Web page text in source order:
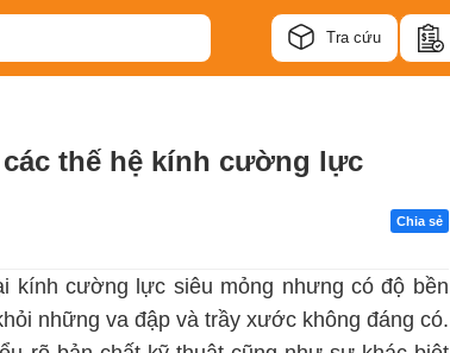
Tra cứu
thế hệ kính cường lực
Chia sẻ
kính cường lực siêu mỏng nhưng có độ bền
những va đập và trầy xước không đáng có.